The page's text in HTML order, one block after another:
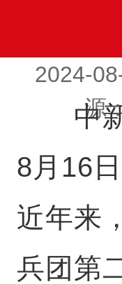
2024-
源
中新
8月16
近年来
兵团第